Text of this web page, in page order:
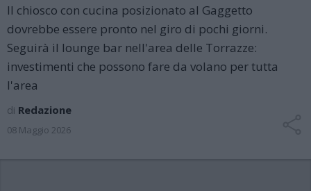
Il chiosco con cucina posizionato al Gaggetto
dovrebbe essere pronto nel giro di pochi giorni.
Seguirà il lounge bar nell'area delle Torrazze:
investimenti che possono fare da volano per tutta
l'area
di Redazione
08 Maggio 2026